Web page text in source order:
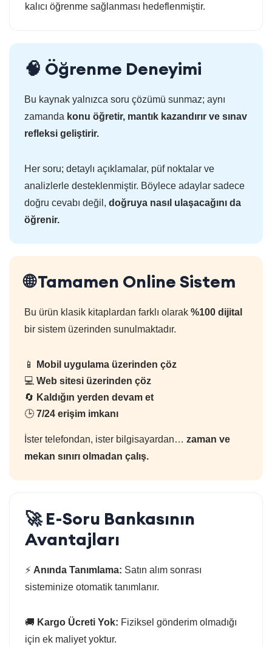
kalıcı öğrenme sağlanması hedeflenmiştir.
🧠 Öğrenme Deneyimi
Bu kaynak yalnızca soru çözümü sunmaz; aynı
zamanda konu öğretir, mantık kazandırır ve sınav
refleksi geliştirir.
Her soru; detaylı açıklamalar, püf noktalar ve
analizlerle desteklenmiştir. Böylece adaylar sadece
doğru cevabı değil, doğruya nasıl ulaşacağını da
öğrenir.
🌐 Tamamen Online Sistem
Bu ürün klasik kitaplardan farklı olarak %100 dijital
bir sistem üzerinden sunulmaktadır.
📱
Mobil uygulama üzerinden çöz
💻 Web sitesi üzerinden çöz
🔄 Kaldığın yerden devam et
🕒 7/24 erişim imkanı
İster telefondan, ister bilgisayardan… zaman ve
mekan sınırı olmadan çalış.
🚀 E-Soru Bankasının
Avantajları
⚡ Anında Tanımlama: Satın alım sonrası
sisteminize otomatik tanımlanır.
🚚 Kargo Ücreti Yok: Fiziksel gönderim olmadığı
için ek maliyet yoktur.